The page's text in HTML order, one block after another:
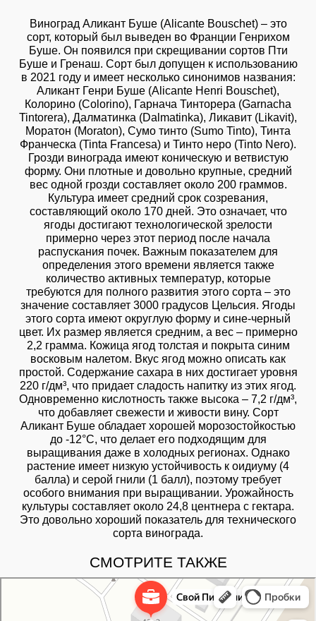
Виноград Аликант Буше (Alicante Bouschet) – это
сорт, который был выведен во Франции Генрихом
Буше. Он появился при скрещивании сортов Пти
Буше и Гренаш. Сорт был допущен к использованию
в 2021 году и имеет несколько синонимов названия:
Аликант Генри Буше (Alicante Henri Bouschet),
Колорино (Colorino), Гарнача Тинторера (Garnacha
Tintorera), Далматинка (Dalmatinka), Ликавит (Likavit),
Моратон (Moraton), Сумо тинто (Sumo Tinto), Тинта
Франческа (Tinta Francesa) и Тинто неро (Tinto Nero).
Грозди винограда имеют коническую и ветвистую
форму. Они плотные и довольно крупные, средний
вес одной грозди составляет около 200 граммов.
Культура имеет средний срок созревания,
составляющий около 170 дней. Это означает, что
ягоды достигают технологической зрелости
примерно через этот период после начала
распускания почек. Важным показателем для
определения этого времени является также
количество активных температур, которые
требуются для полного развития этого сорта – это
значение составляет 3000 градусов Цельсия. Ягоды
этого сорта имеют округлую форму и сине-черный
цвет. Их размер является средним, а вес – примерно
2,2 грамма. Кожица ягод толстая и покрыта синим
восковым налетом. Вкус ягод можно описать как
простой. Содержание сахара в них достигает уровня
220 г/дм³, что придает сладость напитку из этих ягод.
Одновременно кислотность также высока – 7,2 г/дм³,
что добавляет свежести и живости вину. Сорт
Аликант Буше обладает хорошей морозостойкостью
до -12°C, что делает его подходящим для
выращивания даже в холодных регионах. Однако
растение имеет низкую устойчивость к оидиуму (4
балла) и серой гнили (1 балл), поэтому требует
особого внимания при выращивании. Урожайность
культуры составляет около 24,8 центнера с гектара.
Это довольно хороший показатель для технического
сорта винограда.
СМОТРИТЕ ТАКЖЕ
Питомник растений в Москве